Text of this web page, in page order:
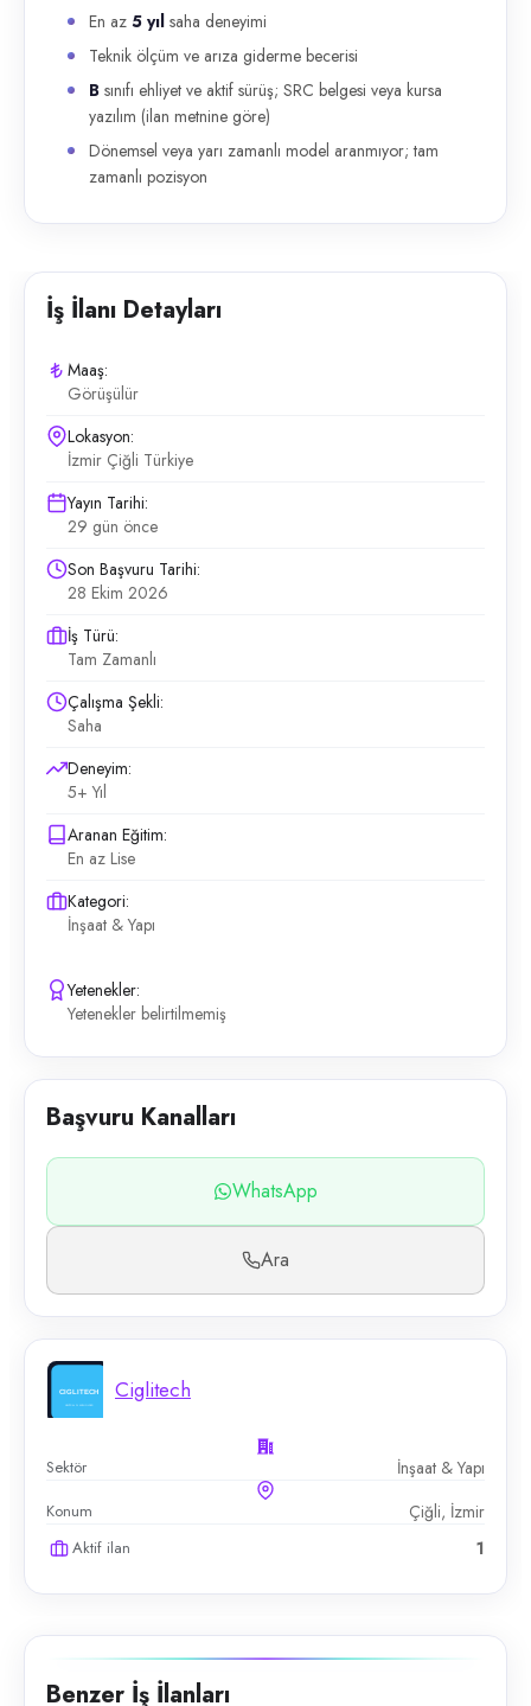
En az 5 yıl saha deneyimi
Teknik ölçüm ve arıza giderme becerisi
B sınıfı ehliyet ve aktif sürüş; SRC belgesi veya kursa
yazılım (ilan metnine göre)
Dönemsel veya yarı zamanlı model aranmıyor; tam
zamanlı pozisyon
İş İlanı Detayları
Maaş:
Görüşülür
Lokasyon:
İzmir Çiğli Türkiye
Yayın Tarihi:
29 gün önce
Son Başvuru Tarihi:
28 Ekim 2026
İş Türü:
Tam Zamanlı
Çalışma Şekli:
Saha
Deneyim:
5+ Yıl
Aranan Eğitim:
En az Lise
Kategori:
İnşaat & Yapı
Yetenekler:
Yetenekler belirtilmemiş
Başvuru Kanalları
WhatsApp
Ara
Ciglitech
Sektör İnşaat & Yapı
Konum Çiğli, İzmir
Aktif ilan 1
Benzer İş İlanları